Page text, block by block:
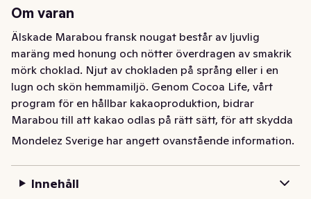
Om varan
Älskade Marabou fransk nougat består av ljuvlig
maräng med honung och nötter överdragen av smakrik
mörk choklad. Njut av chokladen på språng eller i en
lugn och skön hemmamiljö. Genom Cocoa Life, vårt
program för en hållbar kakaoproduktion, bidrar
Marabou till att kakao odlas på rätt sätt, för att skydda
planeten och respektera mänskliga rättigheter i vår
www.cocoalife.org.
Älskade Marabou fransk nougat består av ljuvlig
Mondelez Sverige har angett ovanstående information.
Innehåll